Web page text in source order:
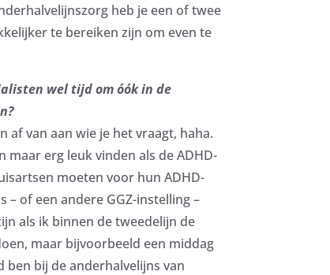
heb je een of twee
te bereiken zijn om even te
wel tijd om óók in de
af van aan wie je het vraagt, haha.
maar erg leuk vinden als de ADHD-
moeten voor hun ADHD-
– of een andere GGZ-instelling –
als ik binnen de tweedelijn de
maar bijvoorbeeld een middag
ben bij de anderhalvelijns van